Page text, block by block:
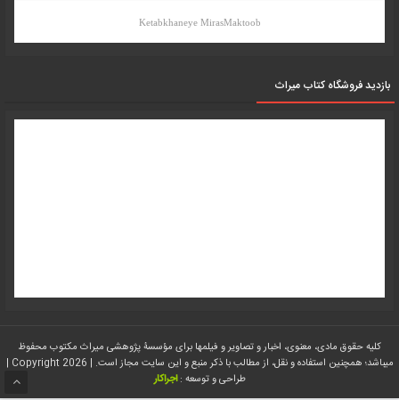
Ketabkhaneye MirasMaktoob
بازدید فروشگاه کتاب میراث
کلیه حقوق مادی، معنوی، اخبار و تصاویر و فیلمها برای مؤسسۀ پژوهشی میراث مکتوب محفوظ
میباشد؛ همچنین استفاده و نقل، از مطالب با ذکر منبع و این سایت مجاز است. | Copyright 2026 |
طراحی و توسعه : اجراکار